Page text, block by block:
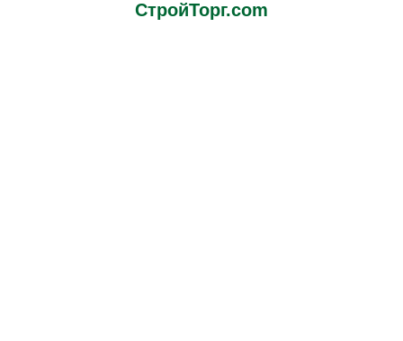
СтройТорг.com